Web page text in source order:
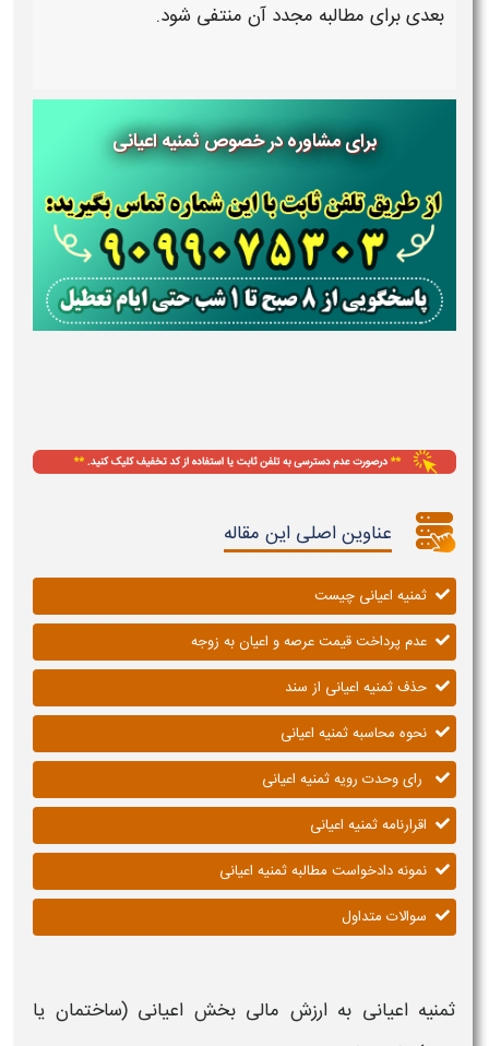
بعدی برای مطالبه مجدد آن منتفی شود.
برای مشاوره در خصوص ثمنیه اعیانی
عناوین اصلی این مقاله
ثمنیه اعیانی چیست
عدم پرداخت قیمت عرصه و اعیان به زوجه
حذف ثمنیه اعیانی از سند
نحوه محاسبه ثمنیه اعیانی
رای وحدت رویه ثمنیه اعیانی
اقرارنامه ثمنیه اعیانی
نمونه دادخواست مطالبه ثمنیه اعیانی
سوالات متداول
ثمنیه اعیانی به ارزش مالی بخش اعیانی (ساختمان یا